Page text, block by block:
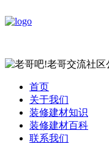
首页
关于我们
装修建材知识
装修建材百科
联系我们